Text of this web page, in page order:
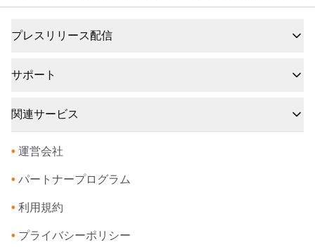
プレスリリース配信
サポート
関連サービス
• 運営会社
• パートナープログラム
• 利用規約
• プライバシーポリシー